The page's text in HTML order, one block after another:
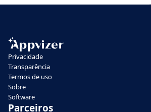
Privacidade
Transparência
Termos de uso
Sobre
Software
Parceiros